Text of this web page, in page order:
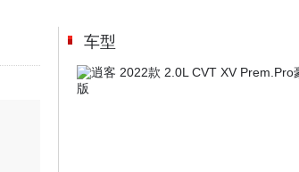
车型